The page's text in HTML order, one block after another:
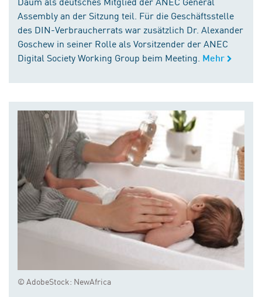
Assembly an der Sitzung teil. Für die Geschäftsstelle
des DIN-Verbraucherrats war zusätzlich Dr. Alexander
Goschew in seiner Rolle als Vorsitzender der ANEC
Digital Society Working Group beim Meeting. Mehr
© AdobeStock: NewAfrica